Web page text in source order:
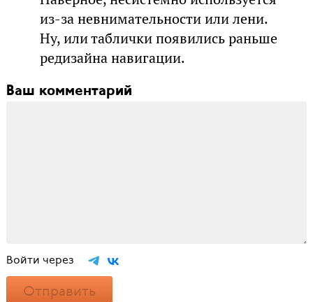
из-за невнимательности или лени.
Ну, или таблички появились раньше
редизайна навигации.
Ваш комментарий
Войти через
Отправить